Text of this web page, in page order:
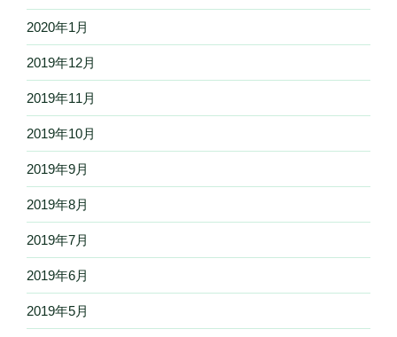
2020年1月
2019年12月
2019年11月
2019年10月
2019年9月
2019年8月
2019年7月
2019年6月
2019年5月